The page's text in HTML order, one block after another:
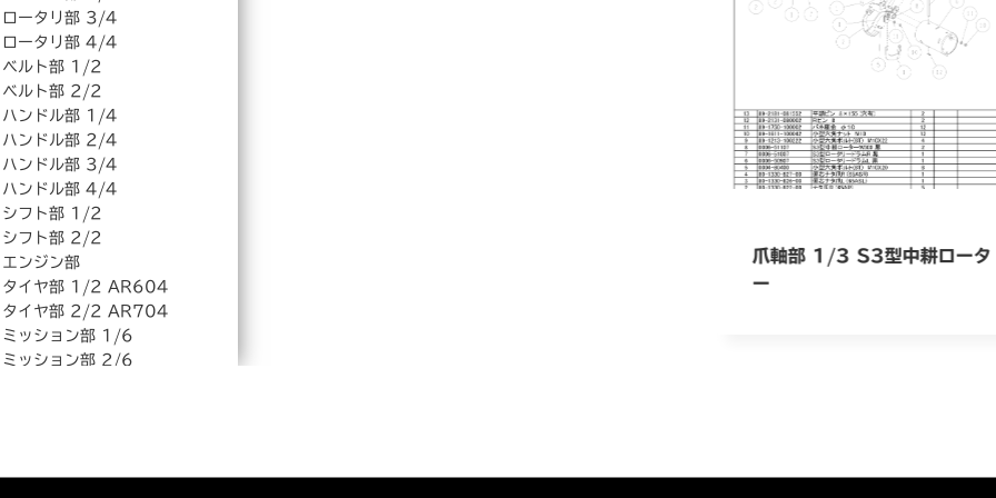
ロータリ部 3/4
ロータリ部 4/4
ベルト部 1/2
ベルト部 2/2
ハンドル部 1/4
ハンドル部 2/4
ハンドル部 3/4
ハンドル部 4/4
シフト部 1/2
シフト部 2/2
エンジン部
タイヤ部 1/2 AR604
タイヤ部 2/2 AR704
ミッション部 1/6
ミッション部 2/6
爪軸部 1/3 S3型中耕ロータ
ー